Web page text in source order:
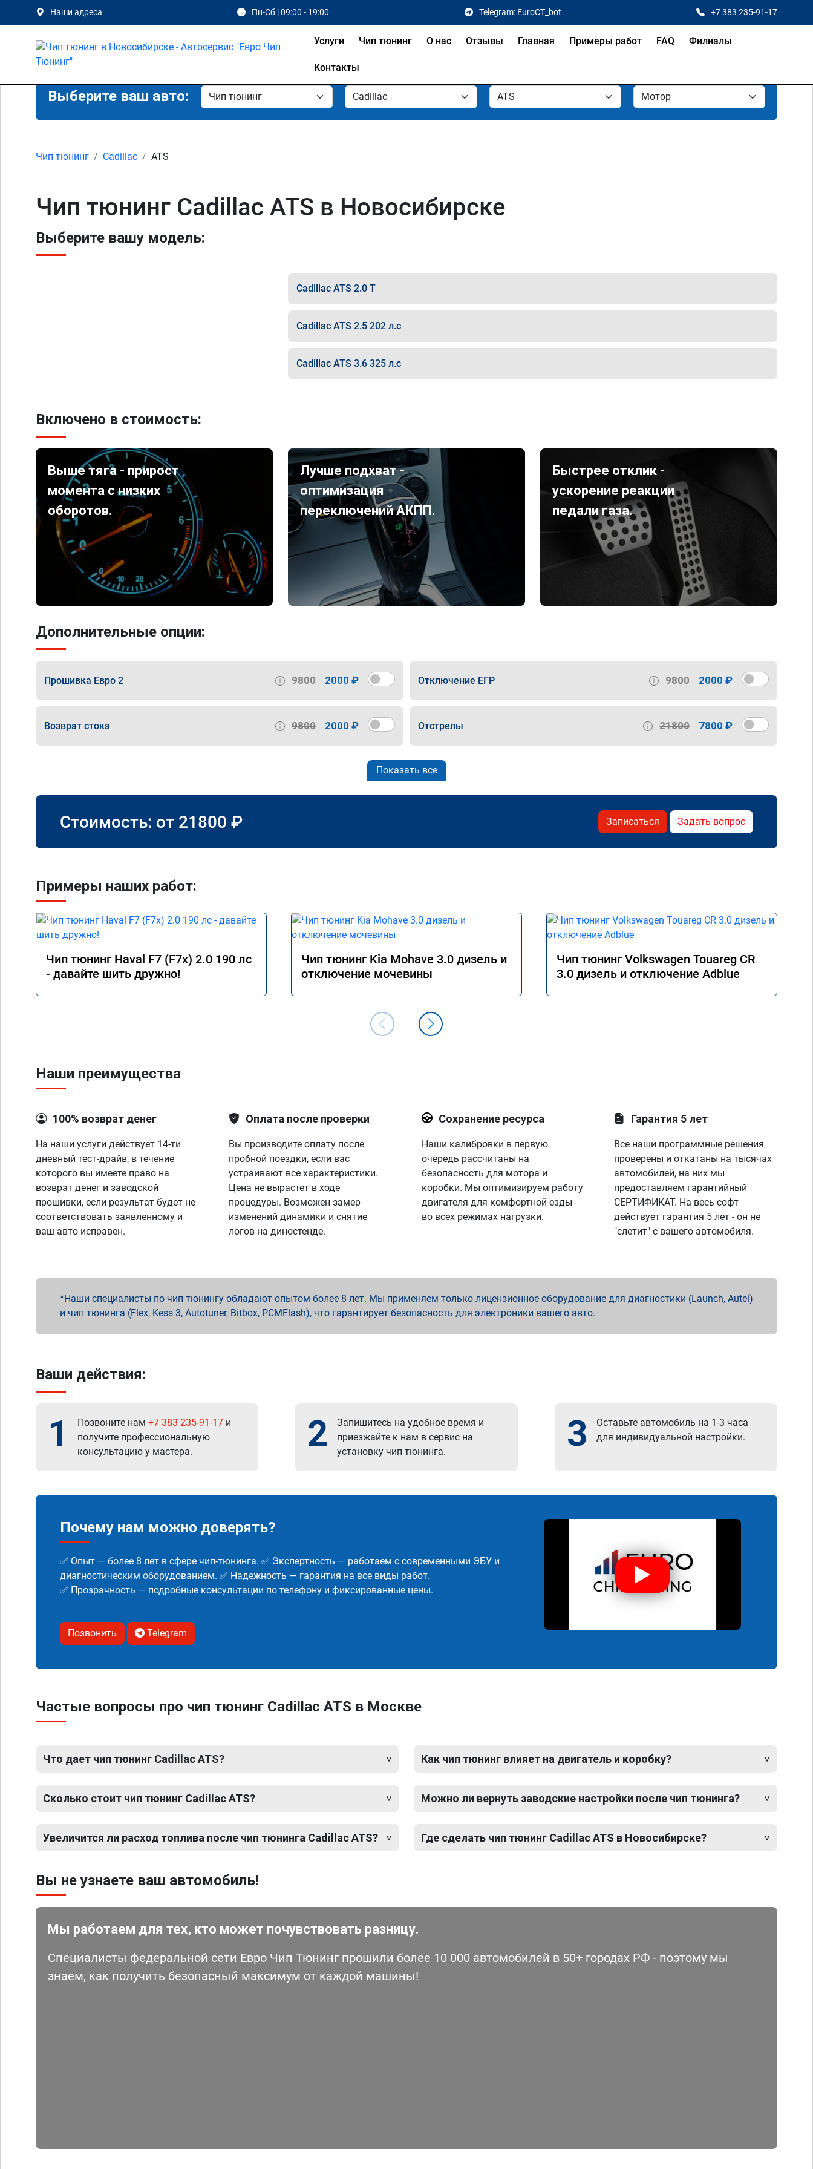
Наши адреса Пн-Сб | 09:00 - 19:00 Telegram: EuroCT_bot +7 383 235-91-17
Услуги Чип тюнинг О нас Отзывы Главная Примеры работ FAQ Филиалы
Контакты
Выберите ваш авто:
Чип тюнинг Cadillac ATS
Чип тюнинг Cadillac ATS в Новосибирске
Выберите вашу модель:
Cadillac ATS 2.0 T
Cadillac ATS 2.5 202 л.с
Cadillac ATS 3.6 325 л.с
Включено в стоимость:
Выше тяга - прирост
момента с низких
оборотов.
Лучше подхват -
оптимизация
переключений АКПП.
Быстрее отклик -
ускорение реакции
педали газа.
Дополнительные опции:
Прошивка Евро 2 9800 2000 ₽ Отключение ЕГР 9800 2000 ₽
Возврат стока 9800 2000 ₽ Отстрелы 21800 7800 ₽
Показать все
Стоимость: от 21800 ₽ Записаться Задать вопрос
Примеры наших работ:
Чип тюнинг Haval F7 (F7x) 2.0 190 лс
- давайте шить дружно!
Чип тюнинг Kia Mohave 3.0 дизель и
отключение мочевины
Чип тюнинг Volkswagen Touareg CR
3.0 дизель и отключение Adblue
Наши преимущества
100% возврат денег
На наши услуги действует 14-ти
дневный тест-драйв, в течение
которого вы имеете право на
возврат денег и заводской
прошивки, если результат будет не
соответствовать заявленному и
ваш авто исправен.
Оплата после проверки
Вы производите оплату после
пробной поездки, если вас
устраивают все характеристики.
Цена не вырастет в ходе
процедуры. Возможен замер
изменений динамики и снятие
логов на диностенде.
Сохранение ресурса
Наши калибровки в первую
очередь рассчитаны на
безопасность для мотора и
коробки. Мы оптимизируем работу
двигателя для комфортной езды
во всех режимах нагрузки.
Гарантия 5 лет
Все наши программные решения
проверены и откатаны на тысячах
автомобилей, на них мы
предоставляем гарантийный
СЕРТИФИКАТ. На весь софт
действует гарантия 5 лет - он не
"слетит" с вашего автомобиля.
Наши специалисты по чип тюнингу обладают опытом более 8 лет. Мы применяем только лицензионное оборудование для диагностики (Launch, Autel)
и чип тюнинга (Flex, Kess 3, Autotuner, Bitbox, PCMFlash), что гарантирует безопасность для электроники вашего авто.
Ваши действия:
1 Позвоните нам +7 383 235-91-17 и
получите профессиональную
консультацию у мастера.
2
Запишитесь на удобное время и
приезжайте к нам в сервис на
установку чип тюнинга.
3
Оставьте автомобиль на 1-3 часа
для индивидуальной настройки.
Почему нам можно доверять?
✅ Опыт — более 8 лет в сфере чип-тюнинга. ✅ Экспертность — работаем с современными ЭБУ и
диагностическим оборудованием. ✅ Надежность — гарантия на все виды работ.
✅ Прозрачность — подробные консультации по телефону и фиксированные цены.
Позвонить Telegram
Частые вопросы про чип тюнинг Cadillac ATS в Москве
Что дает чип тюнинг Cadillac ATS?
Сколько стоит чип тюнинг Cadillac ATS?
Увеличится ли расход топлива после чип тюнинга Cadillac ATS?
Как чип тюнинг влияет на двигатель и коробку?
Можно ли вернуть заводские настройки после чип тюнинга?
Где сделать чип тюнинг Cadillac ATS в Новосибирске?
Вы не узнаете ваш автомобиль!
Мы работаем для тех, кто может почувствовать разницу.
Специалисты федеральной сети Евро Чип Тюнинг прошили более 10 000 автомобилей в 50+ городах РФ - поэтому мы
знаем, как получить безопасный максимум от каждой машины!